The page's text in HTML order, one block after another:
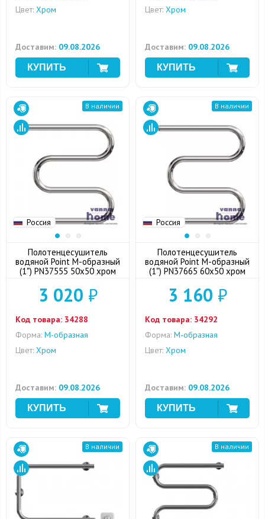
Цвет: Хром
Доставим: 09.08.2026
Цвет: Хром
Доставим: 09.08.2026
Россия
В наличии
Полотенцесушитель
водяной Point М-образный
(1") PN37555 50x50 хром
3 020 ₽
Код товара: 34288
Форма: M-образная
Цвет: Хром
Доставим: 09.08.2026
Россия
В наличии
Полотенцесушитель
водяной Point М-образный
(1") PN37665 60x50 хром
3 160 ₽
Код товара: 34292
Форма: M-образная
Цвет: Хром
Доставим: 09.08.2026
В наличии В наличии